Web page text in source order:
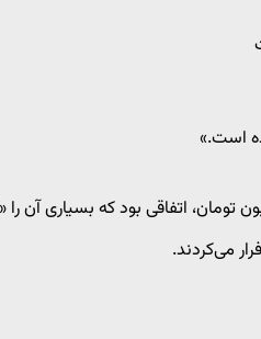
است.»
می‌کردند.